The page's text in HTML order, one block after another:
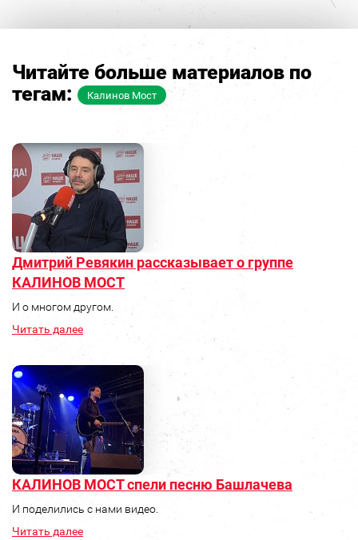
Читайте больше материалов по
тегам:
Калинов Мост
Дмитрий Ревякин рассказывает о группе
КАЛИНОВ МОСТ
И о многом другом.
Читать далее
КАЛИНОВ МОСТ спели песню Башлачева
И поделились с нами видео.
Читать далее